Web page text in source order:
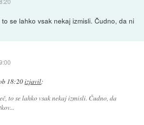
se lahko vsak nekaj izmisli. Čudno, da ni
18:20izjavil:
to se lahko vsak nekaj izmisli. Čudno, da